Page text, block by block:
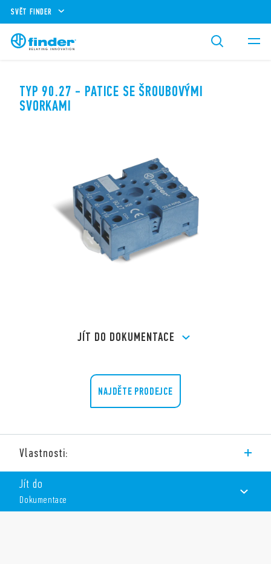
SVĚT FINDER
TYP 90.27 - PATICE SE ŠROUBOVÝMI
SVORKAMI
JÍT DO DOKUMENTACE
NAJDĚTE PRODEJCE
Vlastnosti:
Typ 90.27 je patice se šroubovými svorkami na DIN lištu. Pro
relé řady 60.13.
Jít do
Dokumentace